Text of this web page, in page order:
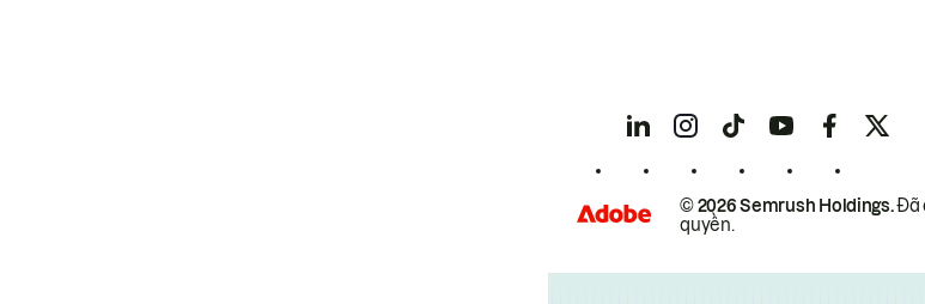
© 2026 Semrush Holdings.Đã
quyền.